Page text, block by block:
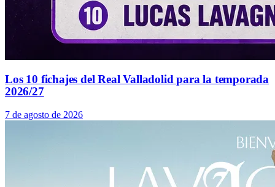
Los 10 fichajes del Real Valladolid para la temporada
2026/27
7 de agosto de 2026